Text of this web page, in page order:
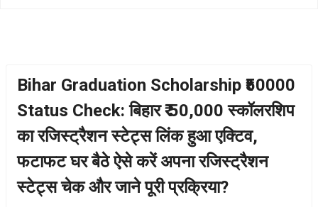
Bihar Graduation Scholarship ₹50000
Status Check: बिहार ₹ 50,000 स्कॉलरशिप
का रजिस्ट्रैशन स्टेट्स लिंक हुआ एक्टिव,
फटाफट घर बैठे ऐसे करें अपना रजिस्ट्रैशन
स्टेट्स चेक और जाने पूरी प्रक्रिया?